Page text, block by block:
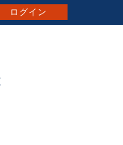
ログイン